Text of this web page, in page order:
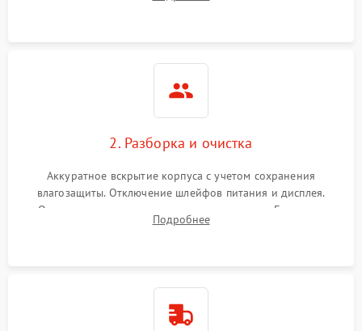
2. Разборка и очистка
Аккуратное вскрытие корпуса с учетом сохранения
влагозащиты. Отключение шлейфов питания и дисплея.
Очистка внутренних плат от окислов и пыли. Бережная
обработка германиевого объектива специализированными
Подробнее